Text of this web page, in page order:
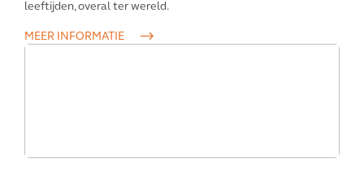
leeftijden, overal ter wereld.
MEER INFORMATIE